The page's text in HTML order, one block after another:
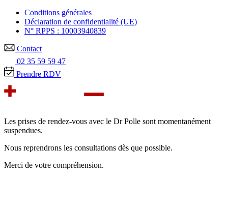
Conditions générales
Déclaration de confidentialité (UE)
N° RPPS : 10003940839
Contact
02 35 59 59 47
Prendre RDV
Les prises de rendez-vous avec le Dr Polle sont momentanément
suspendues.
Nous reprendrons les consultations dès que possible.
Merci de votre compréhension.